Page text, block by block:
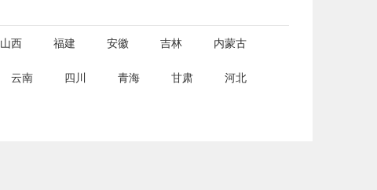
山西 福建 安徽 吉林 内蒙古
云南 四川 青海 甘肃 河北